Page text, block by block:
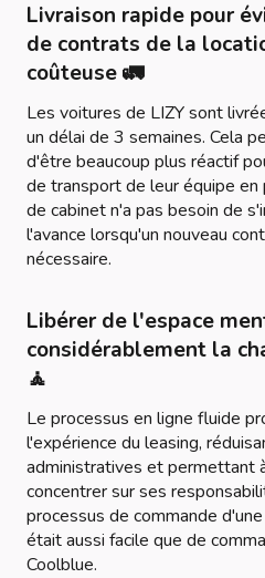
Livraison rapide pour
de contrats de la
coûteuse 🚛
Les voitures de LIZY sont
un délai de 3 semaines. Cela
d'être beaucoup plus réactif
de transport de leur équipe en
de cabinet n'a pas besoin de
l'avance lorsqu'un nouveau
nécessaire.
Libérer de l'espace
considérablement la
🧘
Le processus en ligne fluide
l'expérience du leasing,
administratives et permettant
concentrer sur ses
processus de commande
était aussi facile que de
Coolblue.